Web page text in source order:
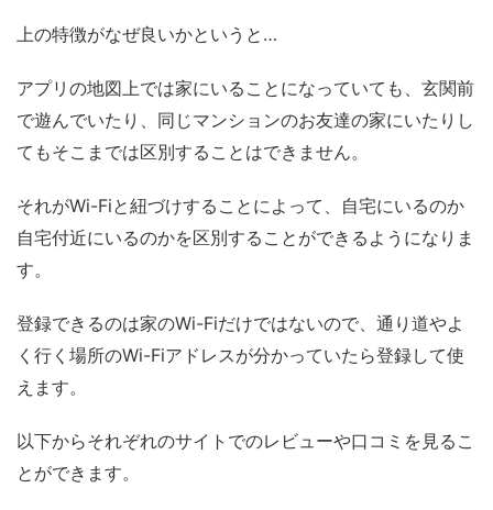
上の特徴がなぜ良いかというと…
アプリの地図上では家にいることになっていても、玄関前
で遊んでいたり、同じマンションのお友達の家にいたりし
てもそこまでは区別することはできません。
それがWi-Fiと紐づけすることによって、 自宅にいるのか
自宅付近にいるのかを区別することができるようになりま
す。
登録できるのは家のWi-Fiだけではないので、通り道やよ
く行く場所のWi-Fiアドレスが分かっていたら登録して使
えます。
以下からそれぞれのサイトでのレビューや口コミを見るこ
とができます。